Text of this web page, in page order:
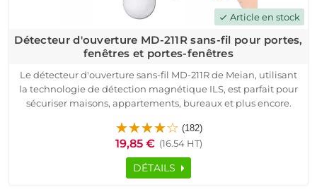
check Article en stock
Détecteur d'ouverture MD-211R sans-fil pour portes,
fenêtres et portes-fenêtres
Le détecteur d'ouverture sans-fil MD-211R de Meian, utilisant
la technologie de détection magnétique ILS, est parfait pour
sécuriser maisons, appartements, bureaux et plus encore.
dispositif offre une autonomie de 2-3 ans en usage standard.
Fonctionnant sur des fréquences de 433 MHz ou 868 MHz, il
transmet sur 150-200 mètres. Son système de modulation
sécurisée ASK multicanaux assure une protection
(182)
19,85 € (16.54 HT)
DÉTAILS